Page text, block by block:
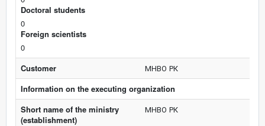
Doctoral students
0
Foreign scientists
0
Customer
МНВО РК
Information on the executing organization
Short name of the ministry
(establishment)
МНВО РК